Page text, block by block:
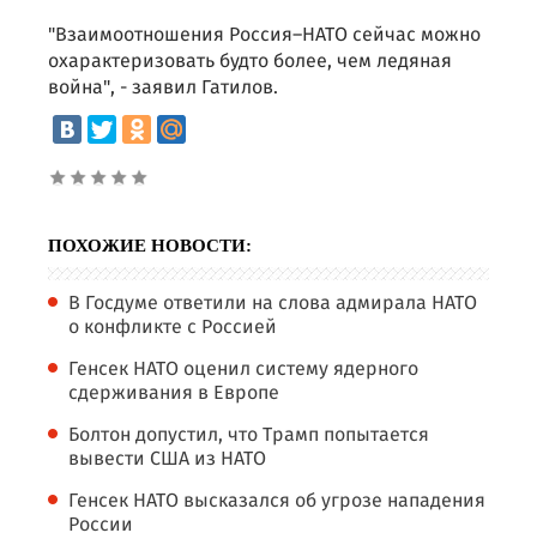
"Взаимоотношения Россия–НАТО сейчас можно
охарактеризовать будто более, чем ледяная
война", - заявил Гатилов.
ПОХОЖИЕ НОВОСТИ:
В Госдуме ответили на слова адмирала НАТО
о конфликте с Россией
Генсек НАТО оценил систему ядерного
сдерживания в Европе
Болтон допустил, что Трамп попытается
вывести США из НАТО
Генсек НАТО высказался об угрозе нападения
России